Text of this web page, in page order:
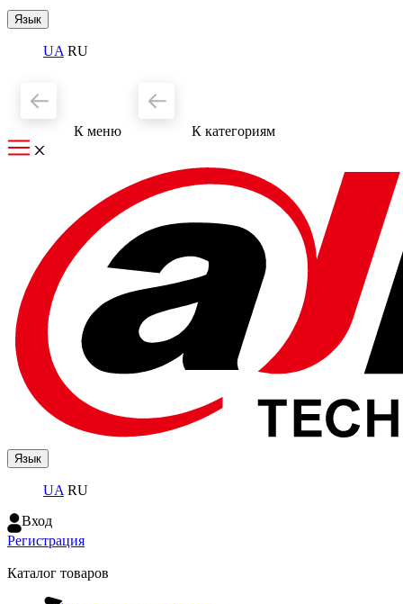
Язык
UA RU
К меню К категориям
Язык
UA RU
Вход
Регистрация
Каталог товаров